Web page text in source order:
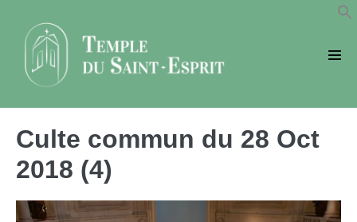
contenu
Culte commun du 28 Oct
2018 (4)